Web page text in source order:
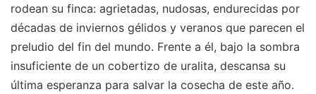
rodean su finca: agrietadas, nudosas, endurecidas por
décadas de inviernos gélidos y veranos que parecen el
preludio del fin del mundo. Frente a él, bajo la sombra
insuficiente de un cobertizo de uralita, descansa su
última esperanza para salvar la cosecha de este año.